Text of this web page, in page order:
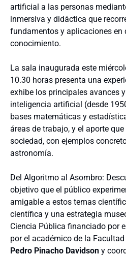
artificial a las personas
inmersiva y didáctica que
fundamentos y aplicaciones en
conocimiento.
La sala inaugurada este
10.30 horas presenta una
exhibe los principales avances
inteligencia artificial (desde
bases matemáticas y
áreas de trabajo, y el aporte
sociedad, con ejemplos
astronomía.
Del Algoritmo al Asombro:
objetivo que el público
amigable a estos temas
científica y una estrategia
Ciencia Pública financiado por
por el académico de la Facultad
Pedro Pinacho Davidson y